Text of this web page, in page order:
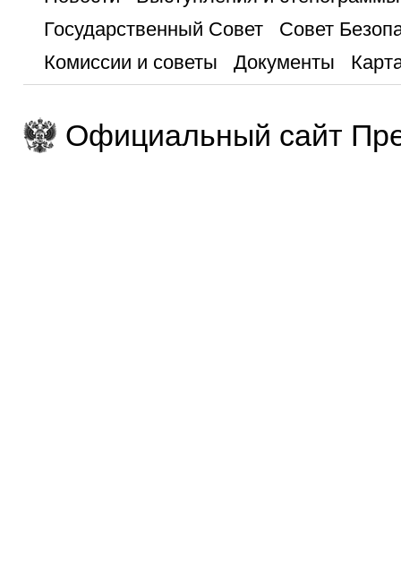
Государственный Совет
Совет
Комиссии и советы
Документы
Официальный сайт